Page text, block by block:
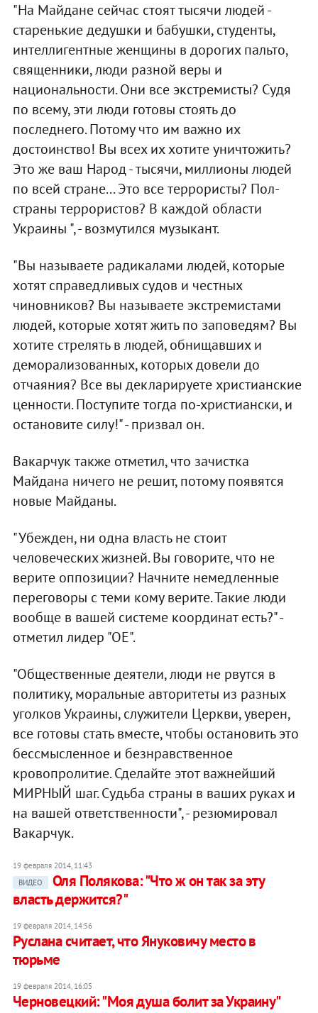
"На Майдане сейчас стоят тысячи людей -
старенькие дедушки и бабушки, студенты,
интеллигентные женщины в дорогих пальто,
священники, люди разной веры и
национальности. Они все экстремисты? Судя
по всему, эти люди готовы стоять до
последнего. Потому что им важно их
достоинство! Вы всех их хотите уничтожить?
Это же ваш Народ - тысячи, миллионы людей
по всей стране... Это все террористы? Пол-
страны террористов? В каждой области
Украины ", - возмутился музыкант.
"Вы называете радикалами людей, которые
хотят справедливых судов и честных
чиновников? Вы называете экстремистами
людей, которые хотят жить по заповедям? Вы
хотите стрелять в людей, обнищавших и
деморализованных, которых довели до
отчаяния? Все вы декларируете христианские
ценности. Поступите тогда по-христиански, и
остановите силу!" - призвал он.
Вакарчук также отметил, что зачистка
Майдана ничего не решит, потому появятся
новые Майданы.
"Убежден, ни одна власть не стоит
человеческих жизней. Вы говорите, что не
верите оппозиции? Начните немедленные
переговоры с теми кому верите. Такие люди
вообще в вашей системе координат есть?" -
отметил лидер "ОЕ".
"Общественные деятели, люди не рвутся в
политику, моральные авторитеты из разных
уголков Украины, служители Церкви, уверен,
все готовы стать вместе, чтобы остановить это
бессмысленное и безнравственное
кровопролитие. Сделайте этот важнейший
МИРНЫЙ шаг. Судьба страны в ваших руках и
на вашей ответственности", - резюмировал
Вакарчук.
19 февраля 2014, 11:43
ВИДЕО
Оля Полякова: "Что ж он так за эту
власть держится?"
19 февраля 2014, 14:56
Руслана считает, что Януковичу место в
тюрьме
19 февраля 2014, 16:05
Черновецкий: "Моя душа болит за Украину"